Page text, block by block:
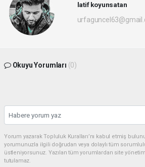
latif koyunsatan
Okuyu Yorumları (0)
Yorum yazarak Topluluk Kuralları’nı kabul etmiş
yorumunuzla ilgili doğrudan veya dolaylı tüm
üstleniyorsunuz. Yazılan tüm yorumlardan site
tutulamaz.